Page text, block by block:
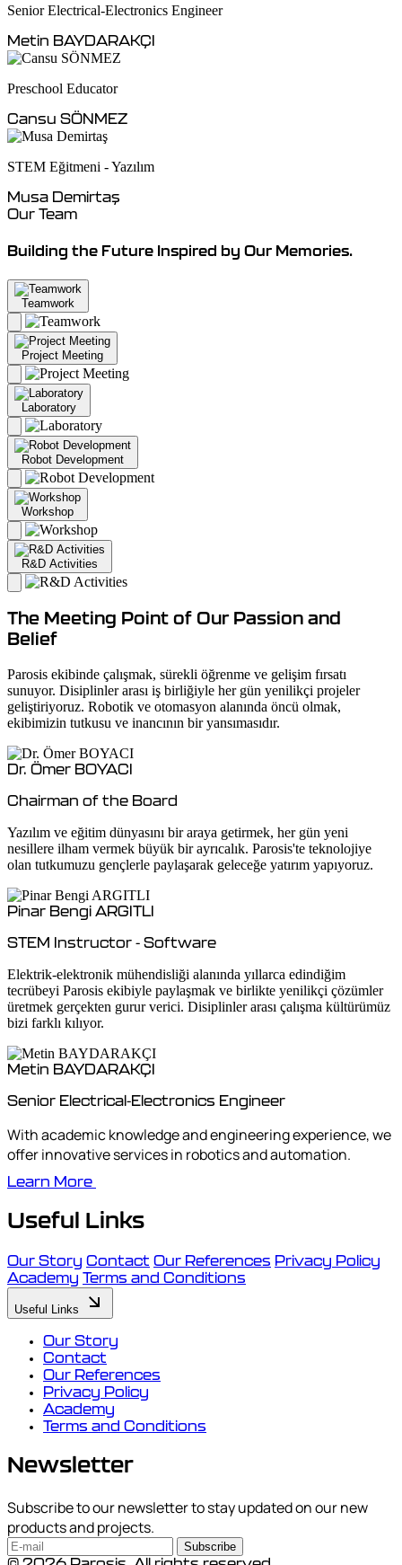
Senior Electrical-Electronics Engineer
Metin BAYDARAKÇI
Preschool Educator
Cansu SÖNMEZ
STEM Eğitmeni - Yazılım
Musa Demirtaş
Our Team
Building the Future Inspired by Our Memories.
Teamwork
Project Meeting
Laboratory
Robot Development
Workshop
R&D Activities
The Meeting Point of Our Passion and
Belief
Parosis ekibinde çalışmak, sürekli öğrenme ve gelişim fırsatı
sunuyor. Disiplinler arası iş birliğiyle her gün yenilikçi projeler
geliştiriyoruz. Robotik ve otomasyon alanında öncü olmak,
ekibimizin tutkusu ve inancının bir yansımasıdır.
Dr. Ömer BOYACI
Chairman of the Board
Yazılım ve eğitim dünyasını bir araya getirmek, her gün yeni
nesillere ilham vermek büyük bir ayrıcalık. Parosis'te teknolojiye
olan tutkumuzu gençlerle paylaşarak geleceğe yatırım yapıyoruz.
Pinar Bengi ARGITLI
STEM Instructor - Software
Elektrik-elektronik mühendisliği alanında yıllarca edindiğim
tecrübeyi Parosis ekibiyle paylaşmak ve birlikte yenilikçi çözümler
üretmek gerçekten gurur verici. Disiplinler arası çalışma kültürümüz
bizi farklı kılıyor.
Metin BAYDARAKÇI
Senior Electrical-Electronics Engineer
With academic knowledge and engineering experience, we
offer innovative services in robotics and automation.
Learn More
Useful Links
Our Story Contact Our References Privacy Policy
Academy Terms and Conditions
Useful Links
Our Story
Contact
Our References
Privacy Policy
Academy
Terms and Conditions
Newsletter
Subscribe to our newsletter to stay updated on our new
products and projects.
Subscribe